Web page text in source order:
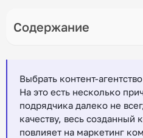
Выбрать контент-
На это есть несколько
подрядчика далеко не
качеству, весь созданный
повлияет на маркетинг